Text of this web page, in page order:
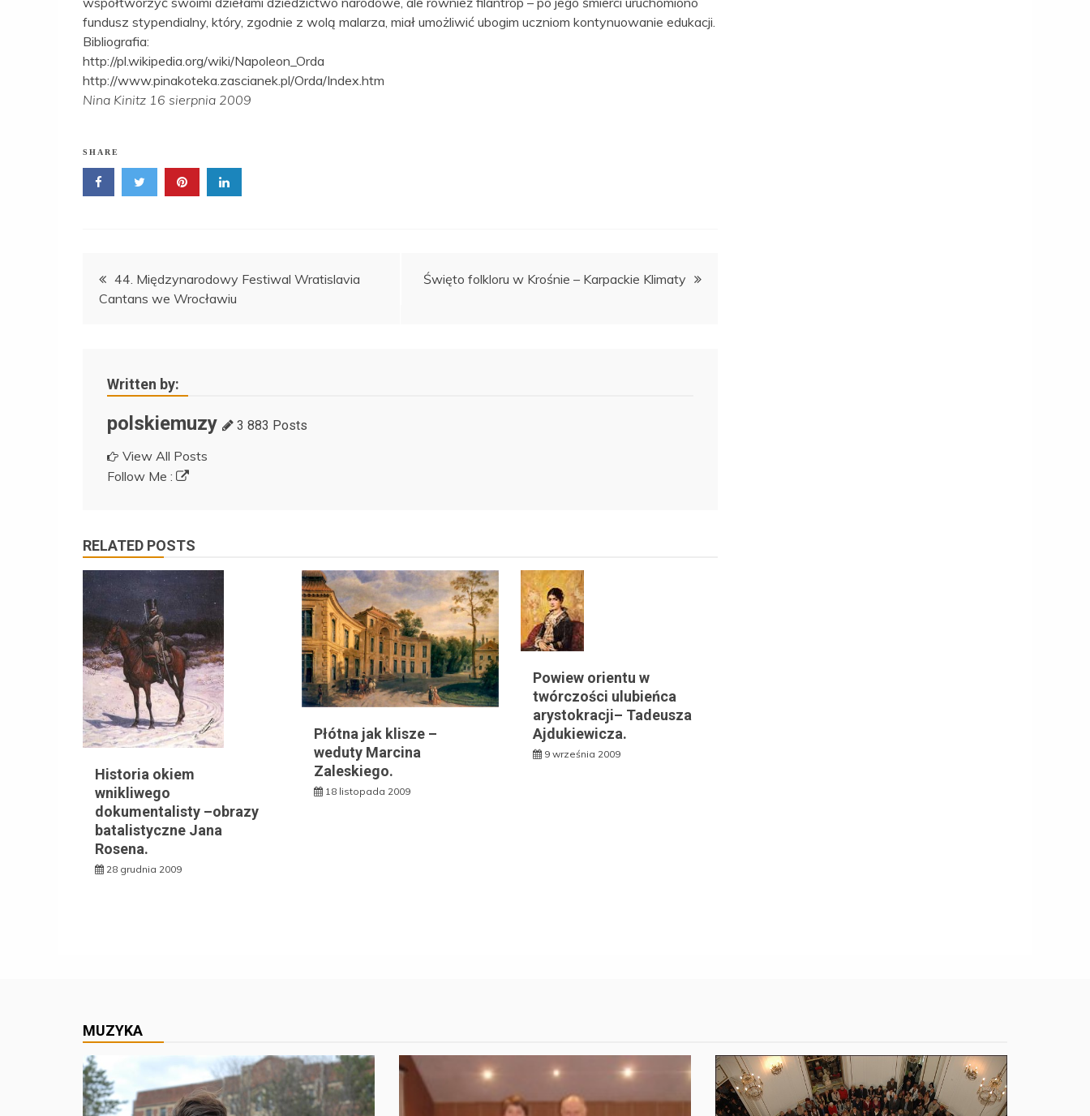
fundusz stypendialny, który, zgodnie z wolą malarza, miał umożliwić ubogim uczniom kontynuowanie edukacji.
Bibliografia:
http://pl.wikipedia.org/wiki/Napoleon_Orda
http://www.pinakoteka.zascianek.pl/Orda/Index.htm
Nina Kinitz 16 sierpnia 2009
SHARE
Nawigacja
wpisu
44. Międzynarodowy Festiwal Wratislavia
Cantans we Wrocławiu
Święto folkloru w Krośnie – Karpackie Klimaty
Written by:
polskiemuzy 3 883 Posts
View All Posts
Follow Me :
RELATED POSTS
Historia okiem
wnikliwego
dokumentalisty –obrazy
batalistyczne Jana
Rosena.
28 grudnia 2009
Płótna jak klisze –
weduty Marcina
Zaleskiego.
18 listopada 2009
Powiew orientu w
twórczości ulubieńca
arystokracji– Tadeusza
Ajdukiewicza.
9 września 2009
MUZYKA